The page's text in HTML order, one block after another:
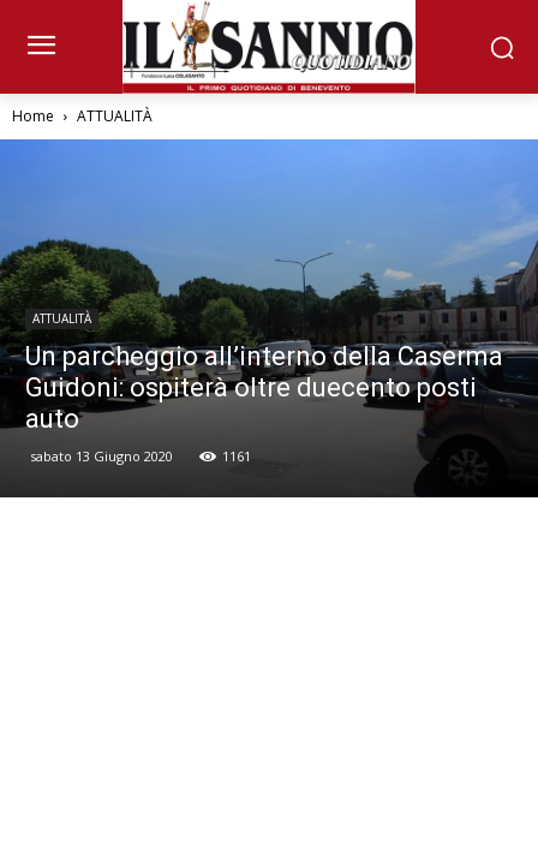
Home ATTUALITÀ
ATTUALITÀ
Un parcheggio all’interno della Caserma
Guidoni: ospiterà oltre duecento posti
auto
sabato 13 Giugno 2020 1161